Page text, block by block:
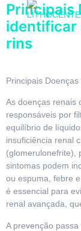
Principais
identificar
rins
Principais
As doenças renais
responsáveis por
equilíbrio de
insuficiência renal
(glomerulonefrite),
sintomas podem
ou espuma, febre
é essencial para
renal avançada,
A prevenção